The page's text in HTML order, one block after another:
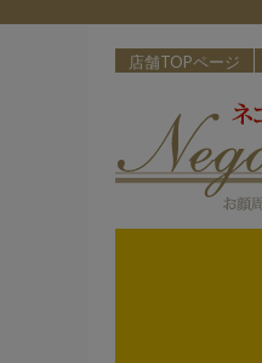
店舗TOPページ